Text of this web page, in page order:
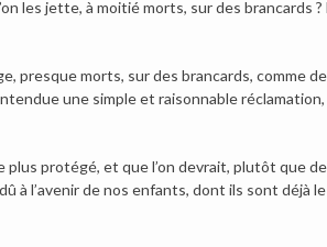
les jette, à moitié morts, sur des brancards ?
presque morts, sur des brancards, comme
une simple et raisonnable
protégé, et que l’on devrait, plutôt que
à l’avenir de nos enfants, dont ils sont déjà